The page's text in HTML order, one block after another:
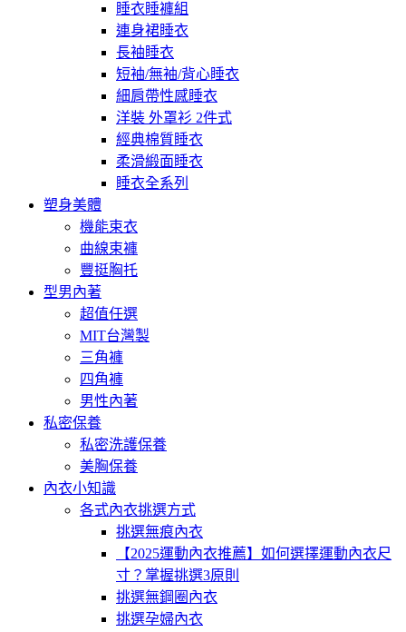
睡衣睡褲組
連身裙睡衣
長袖睡衣
短袖/無袖/背心睡衣
細肩帶性感睡衣
洋裝 外罩衫 2件式
經典棉質睡衣
柔滑緞面睡衣
睡衣全系列
塑身美體
機能束衣
曲線束褲
豐挺胸托
型男內著
超值任選
MIT台灣製
三角褲
四角褲
男性內著
私密保養
私密洗護保養
美胸保養
內衣小知識
各式內衣挑選方式
挑選無痕內衣
【2025運動內衣推薦】如何選擇運動內衣尺
寸？掌握挑選3原則
挑選無鋼圈內衣
挑選孕婦內衣